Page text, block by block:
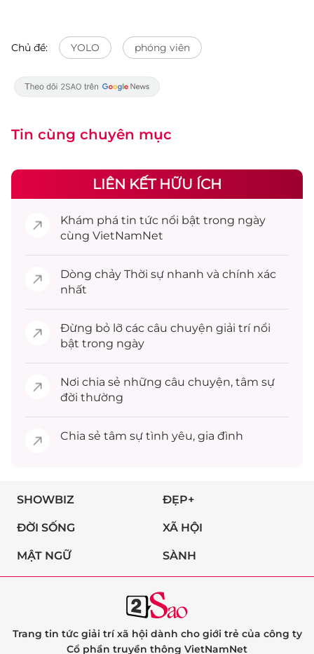
Chủ đề: YOLO phóng viên
Tin cùng chuyên mục
LIÊN KẾT HỮU ÍCH
Khám phá tin tức nổi bật trong ngày
cùng VietNamNet
Dòng chảy Thời sự nhanh và chính xác
nhất
Đừng bỏ lỡ các câu chuyện giải trínổi
bật trong ngày
Nơi chia sẻ những câu chuyện, tâm sự
đời thường
Chia sẻ tâm sự tình yêu, gia đình
SHOWBIZ ĐẸP+
ĐỜI SỐNG XÃ HỘI
MẬT NGỮ SÀNH
Trang tin tức giải trí xã hội dành cho giới trẻ của công ty
Cổ phần truyền thông VietNamNet